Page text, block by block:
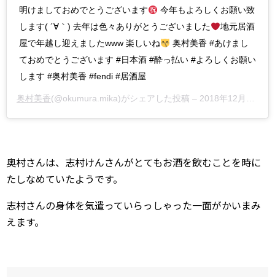
明けましておめでとうございます
今年もよろしくお願い致
します( ´∀｀) 去年は色々ありがとうございました
地元居酒
屋で年越し迎えましたwww 楽しいね
奥村美香 #あけまし
ておめでとうございます #日本酒 #酔っ払い #よろしくお願い
します #奥村美香 #fendi #居酒屋
奥村美香(@okumura.mika)がシェアした投稿 – 2018年12月月31日午後12時15分PST
奥村さんは、志村けんさんがとてもお酒を飲むことを時に
たしなめていたようです。
志村さんの身体を気遣っていらっしゃった一面がかいまみ
えます。